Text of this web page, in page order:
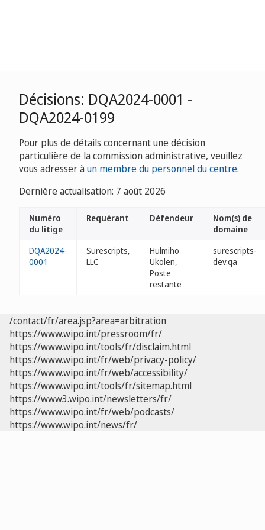
Décisions: DQA2024-0001 -
DQA2024-0199
Pour plus de détails concernant une décision
particulière de la commission administrative, veuillez
vous adresser àun membre du personnel du centre.
Dernière actualisation: 7 août 2026
Numéro
du litige
Requérant Défendeur
Nom(s) de
domaine
DQA2024-
0001
Surescripts,
LLC
Hulmiho
Ukolen,
Poste
restante
surescripts-
dev.qa
/contact/fr/area.jsp?area=arbitration
https://www.wipo.int/pressroom/fr/
https://www.wipo.int/tools/fr/disclaim.html
https://www.wipo.int/fr/web/privacy-policy/
https://www.wipo.int/fr/web/accessibility/
https://www.wipo.int/tools/fr/sitemap.html
https://www3.wipo.int/newsletters/fr/
https://www.wipo.int/fr/web/podcasts/
https://www.wipo.int/news/fr/